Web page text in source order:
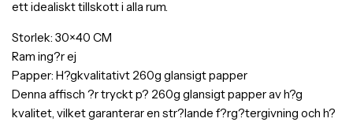
ett idealiskt tillskott i alla rum.
Storlek: 30×40 CM
Ram ing?r ej
Papper: H?gkvalitativt 260g glansigt papper
Denna affisch ?r tryckt p? 260g glansigt papper av h?g
kvalitet, vilket garanterar en str?lande f?rg?tergivning och h?